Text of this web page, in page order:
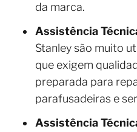
da marca.
Assistência
Stanley são muito
que exigem
preparada para
parafusadeiras e
Assistência